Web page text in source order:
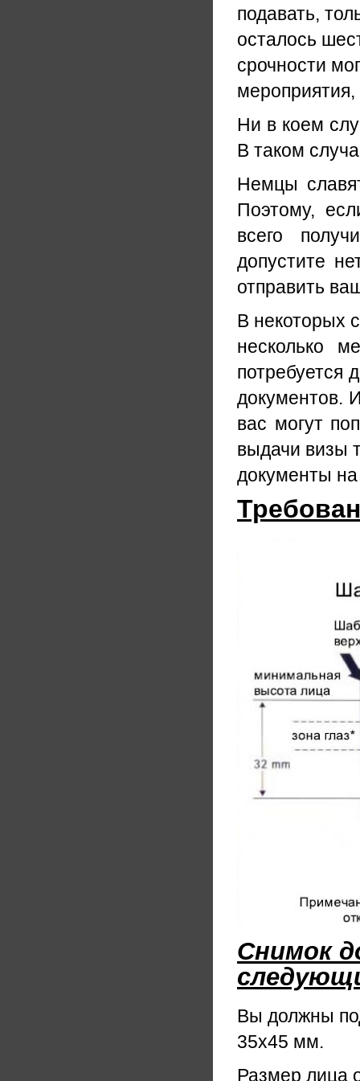
подавать,
осталось
срочности
мероприятия,
Ни в коем
В таком
Немцы
Поэтому,
всего
допустите
отправить
В некоторых
несколько
потребуется
документов.
вас могут
выдачи визы
документы на
Снимок
Вы должны
35х45 мм.
Размер лица